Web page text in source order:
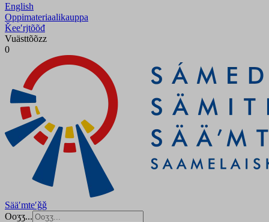
English
Oppimateriaalikauppa
Ǩeeʹrjtõõđ
Vuästtõõzz
0
Sääʹmteʹǧǧ
Ooʒʒ...